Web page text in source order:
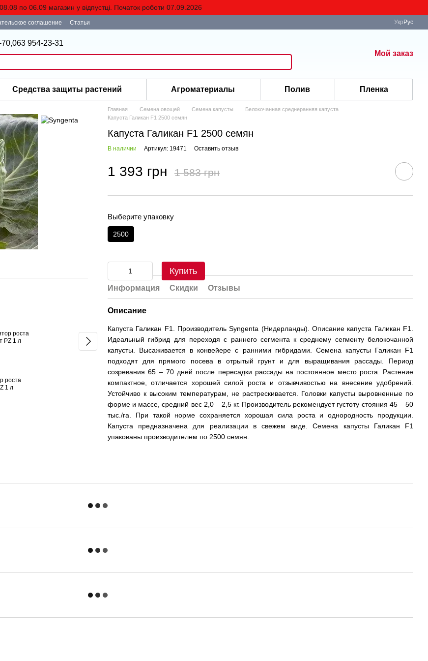
по 06.09 магазин у відпустці. Початок роботи 07.09.2026
соглашение Статьи Укр Рус
063 954-23-31
Мой заказ
Средства защиты растений Агроматериалы Полив Пленка
роста
1 л
Укорінювання та легкий старт
Капуста Галикан F1 2500
1 393 грн
Стимулятор корневой
системы овощных культур
Yara Vita 25 мл
70 грн
Стимулятор роста
19 грн
1 482 грн
Капуста
1 393 грн
2 203
Главная Семена овощей Семена капусты
Белокочанная среднеранняя капуста
Капуста Галикан F1 2500 семян
Капуста Галикан F1 2500 семян
В наличии Артикул: 19471 Оставить отзыв
1 393 грн 1 583 грн
Выберите упаковку
2500
Купить
Информация Скидки Отзывы
Описание
Капуста Галикан F1. Производитель Syngenta (Нидерланды). Описание капуста Галикан F1.
Идеальный гибрид для переходя с раннего сегмента к среднему сегменту белокочанной
капусты. Высаживается в конвейере с ранними гибридами. Семена капусты Галикан F1
подходят для прямого посева в отрытый грунт и для выращивания рассады. Период
созревания 65 – 70 дней после пересадки рассады на постоянное место роста. Растение
компактное, отличается хорошей силой роста и отзывчивостью на внесение удобрений.
Устойчиво к высоким температурам, не растрескивается. Головки капусты выровненные по
форме и массе, средний вес 2,0 – 2,5 кг. Производитель рекомендует густоту стояния 45 – 50
тыс./га. При такой норме сохраняется хорошая сила роста и однородность продукции.
Капуста предназначена для реализации в свежем виде. Семена капусты Галикан F1
упакованы производителем по 2500 семян.